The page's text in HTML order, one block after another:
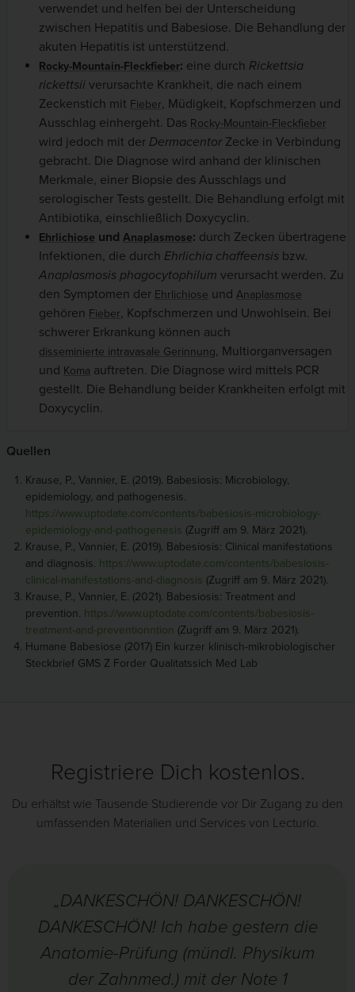
verwendet und helfen bei der Unterscheidung
zwischen Hepatitis und Babesiose. Die Behandlung der
akuten Hepatitis ist unterstützend.
Rocky-Mountain-Fleckfieber: eine durch Rickettsia
rickettsii verursachte Krankheit, die nach einem
Zeckenstich mit Fieber, Müdigkeit, Kopfschmerzen und
Ausschlag einhergeht. Das Rocky-Mountain-Fleckfieber
wird jedoch mit der DermacentorZecke in Verbindung
gebracht. Die Diagnose wird anhand der klinischen
Merkmale, einer Biopsie des Ausschlags und
serologischer Tests gestellt. Die Behandlung erfolgt mit
Antibiotika, einschließlich Doxycyclin.
Ehrlichiose und Anaplasmose: durch Zecken übertragene
Infektionen, die durch Ehrlichia chaffeensis bzw.
Anaplasmosis phagocytophilum verursacht werden. Zu
den Symptomen der Ehrlichiose und Anaplasmose
gehören Fieber, Kopfschmerzen und Unwohlsein. Bei
schwerer Erkrankung können auch
disseminierte intravasale Gerinnung, Multiorganversagen
und Koma auftreten. Die Diagnose wird mittels PCR
gestellt. Die Behandlung beider Krankheiten erfolgt mit
Doxycyclin.
Quellen
Krause, P., Vannier, E. (2019). Babesiosis: Microbiology,
epidemiology, and pathogenesis.
https://www.uptodate.com/contents/babesiosis-microbiology-
epidemiology-and-pathogenesis (Zugriff am 9. März 2021).
Krause, P., Vannier, E. (2019). Babesiosis: Clinical manifestations
and diagnosis. https://www.uptodate.com/contents/babesiosis-
clinical-manifestations-and-diagnosis (Zugriff am 9. März 2021).
Krause, P., Vannier, E. (2021). Babesiosis: Treatment and
prevention. https://www.uptodate.com/contents/babesiosis-
treatment-and-preventionntion (Zugriff am 9. März 2021).
Humane Babesiose (2017) Ein kurzer klinisch-mikrobiologischer
Steckbrief GMS Z Forder Qualitatssich Med Lab
Registriere Dich kostenlos.
Du erhältst wie Tausende Studierende vor Dir Zugang zu den
umfassenden Materialien und Services von Lecturio.
„DANKESCHÖN! DANKESCHÖN!
DANKESCHÖN! Ich habe gestern die
Anatomie-Prüfung (mündl. Physikum
der Zahnmed.) mit der Note 1